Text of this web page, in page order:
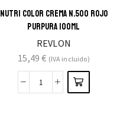
NUTRI COLOR CREMA N.500 ROJO
PURPURA 100ML
REVLON
15,49€ (IVA incluido)